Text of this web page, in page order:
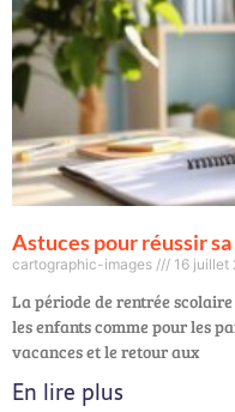
Astuces pour réussir
cartographic-images 16 juillet
La période de rentrée
les enfants comme pour les
vacances et le retour aux
En lire plus